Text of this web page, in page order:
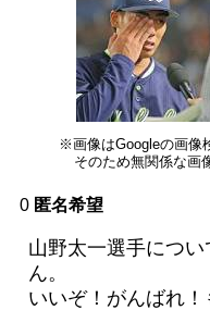
※画像はGoogleの画像
そのため無関係な画
0 匿名希望
山野太一選手につ
ん。
いいぞ！がんばれ